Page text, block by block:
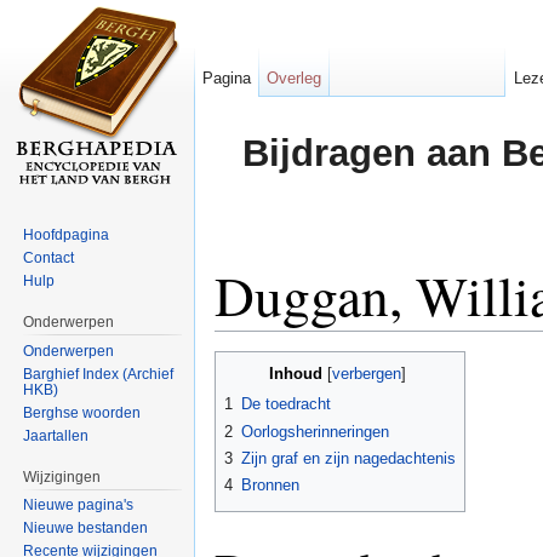
Bijdragen aan
Duggan,
Inhoud verbergen
1 De toedracht
2 Oorlogsherinneringen
3 Zijn graf en zijn nagedachtenis
4 Bronnen
Pagina Overleg
Hoofdpagina
Contact
Hulp
Onderwerpen
Onderwerpen
Barghief Index (Archief
HKB)
Berghse woorden
Jaartallen
Wijzigingen
Nieuwe pagina's
Nieuwe bestanden
Recente wijzigingen